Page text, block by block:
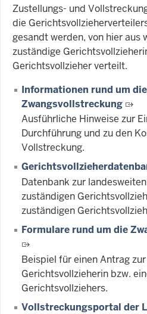
Zustellungs- und
die
gesandt werden, von hier aus
zuständige
Gerichtsvollzieher verteilt.
Informationen rund um die
Zwangsvollstreckung
Ausführliche Hinweise zur
Durchführung und zu den
Vollstreckung.
Datenbank zur
zuständigen
zuständigen
Formulare rund um die
Beispiel für einen Antrag
Gerichtsvollzieherin bzw.
Gerichtsvollziehers.
Vollstreckungsportal der